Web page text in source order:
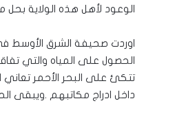
الوعود لأهل هذه الولاية
الحصول على المياه والتي
تتكئ على البحر الأحمر
داخل ادراج مكاتبهم .ويبقى